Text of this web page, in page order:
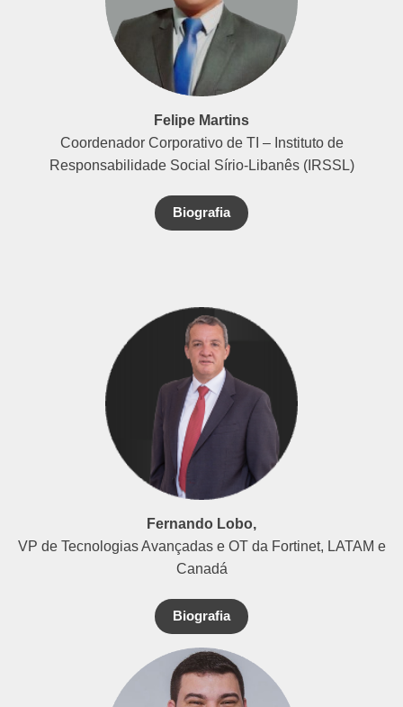
Felipe Martins
Coordenador Corporativo de TI – Instituto de
Responsabilidade Social Sírio-Libanês (IRSSL)
Biografia
Fernando Lobo,
VP de Tecnologias Avançadas e OT da Fortinet, LATAM e
Canadá
Biografia